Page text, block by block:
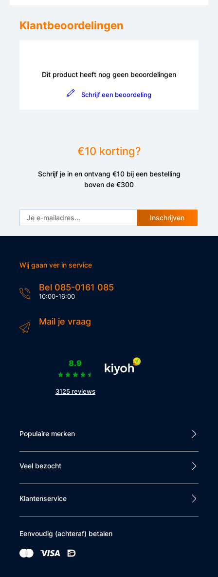
Klantbeoordelingen
Dit product heeft nog geen beoordelingen
Schrijf een beoordeling
€10 korting?
Schrijf je in en ontvang €10 bij een bestelling
boven de €300
Inschrijven
Wij gaan ver in service
Bel 085-0161 085
10:00-16:00
Mail je vraag
8.9
3125 reviews
Populaire merken
Veel bezocht
Klantenservice
Eenvoudig (achteraf) betalen